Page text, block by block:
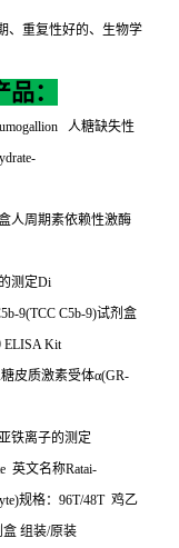
、重复性好的、生物学
：
人糖缺失性
人周期素依赖性激酶
测定Di
9(TCC C5b-9)试剂盒
ELISA Kit
皮质激素受体α(GR-
铁离子的测定
英文名称Ratai-
规格： 96T/48T 鸡乙
盒 组装/原装